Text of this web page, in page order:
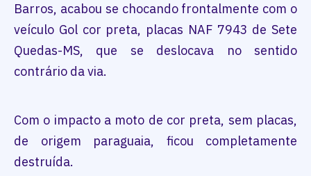
Barros, acabou se chocando frontalmente com o
veículo Gol cor preta, placas NAF 7943 de Sete
Quedas-MS, que se deslocava no sentido
contrário da via.
Com o impacto a moto de cor preta, sem placas,
de origem paraguaia, ficou completamente
destruída.